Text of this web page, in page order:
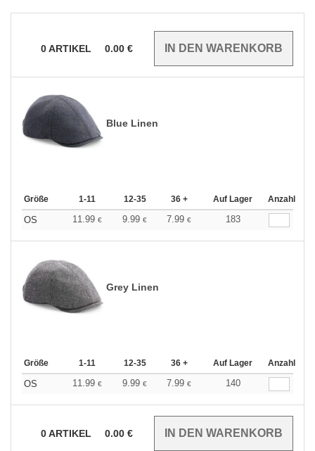
0ARTIKEL 0.00 €
Blue Linen
Größe 1-11 12-35 36 + Auf Lager Anzahl
OS 11.99 € 9.99 € 7.99 € 183
Grey Linen
Größe 1-11 12-35 36 + Auf Lager Anzahl
OS 11.99 € 9.99 € 7.99 € 140
0ARTIKEL 0.00 €